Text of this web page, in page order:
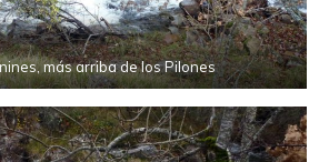
más arriba de los Pilones